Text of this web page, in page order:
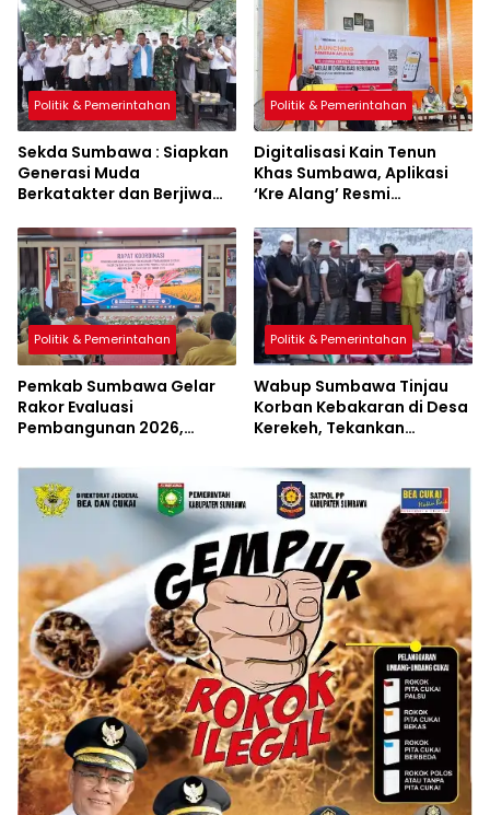
Politik & Pemerintahan
Sekda Sumbawa : Siapkan
Generasi Muda
Berkatakter dan Berjiwa
Politik & Pemerintahan
Digitalisasi Kain Tenun
Khas Sumbawa, Aplikasi
‘Kre Alang’ Resmi
Politik & Pemerintahan
Pemkab Sumbawa Gelar
Rakor Evaluasi
Pembangunan 2026,
Perubahan Resmi
Diluncurkan
Politik & Pemerintahan
Wabup Sumbawa Tinjau
Korban Kebakaran di Desa
Kerekeh, Tekankan